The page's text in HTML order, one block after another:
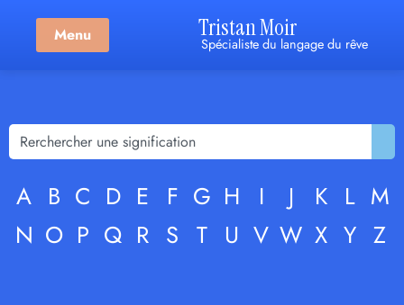
Menu Tristan Moir
Spécialiste du langage du rêve
A B C D E F G H I J K L M
N O P Q R S T U V W X Y Z